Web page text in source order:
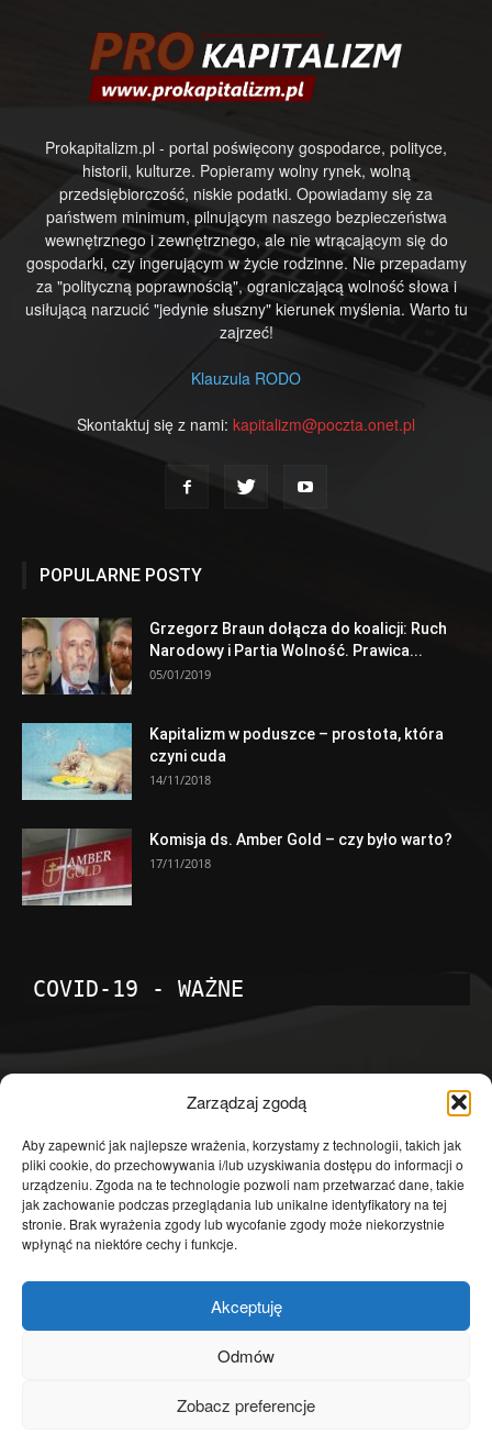
Zarządzaj zgodą
Aby zapewnić jak najlepsze wrażenia, korzystamy z technologii, takich jak
pliki cookie, do przechowywania i/lub uzyskiwania dostępu do informacji o
urządzeniu. Zgoda na te technologie pozwoli nam przetwarzać dane, takie
jak zachowanie podczas przeglądania lub unikalne identyfikatory na tej
stronie. Brak wyrażenia zgody lub wycofanie zgody może niekorzystnie
wpłynąć na niektóre cechy i funkcje.
Akceptuję
Odmów
Zobacz preferencje
Prokapitalizm.pl - portal poświęcony gospodarce, polityce,
historii, kulturze. Popieramy wolny rynek, wolną
przedsiębiorczość, niskie podatki. Opowiadamy się za
państwem minimum, pilnującym naszego bezpieczeństwa
wewnętrznego i zewnętrznego, ale nie wtrącającym się do
gospodarki, czy ingerującym w życie rodzinne. Nie przepadamy
za "polityczną poprawnością", ograniczającą wolność słowa i
usiłującą narzucić "jedynie słuszny" kierunek myślenia. Warto tu
zajrzeć!
Klauzula RODO
Skontaktuj się z nami: kapitalizm@poczta.onet.pl
POPULARNE POSTY
Grzegorz Braun dołącza do koalicji: Ruch
Narodowy i Partia Wolność. Prawica...
05/01/2019
Kapitalizm w poduszce – prostota, która
czyni cuda
14/11/2018
Komisja ds. Amber Gold – czy było warto?
17/11/2018
COVID-19 - WAŻNE
Temat dnia
4601
Publicystyka
4363
Polityka
3639
Polska
Społeczeństwo
2823